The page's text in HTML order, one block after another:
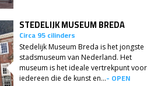
STEDELIJK MUSEUM BREDA
Circa 95 cilinders
Stedelijk Museum Breda is het jongste
stadsmuseum van Nederland. Het
museum is het ideale vertrekpunt voor
iedereen die de kunst en...- OPEN